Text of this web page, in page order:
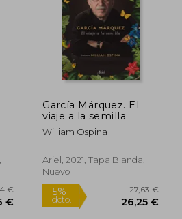
García Márquez. El
viaje a la semilla
William Ospina
Ariel, 2021, Tapa Blanda,
Nuevo